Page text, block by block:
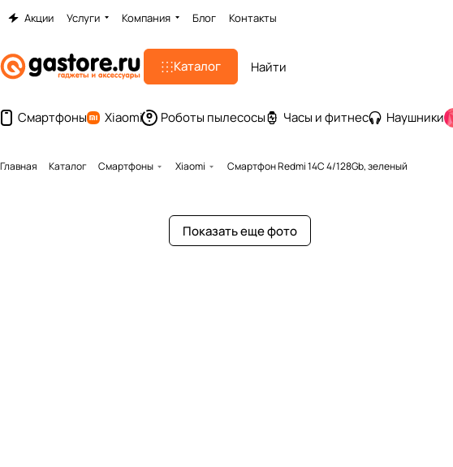
Акции Услуги Компания Блог Контакты
Каталог
Смартфоны Xiaomi Роботы пылесосы Часы и фитнес Наушники
Главная Каталог Смартфоны Xiaomi Смартфон Redmi 14C 4/128Gb, зеленый
Показать еще фото